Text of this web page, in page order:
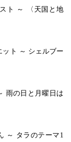
ト ～ 〈天国と地
ット ～ シェルブー
雨の日と月曜日は
～ タラのテーマ1